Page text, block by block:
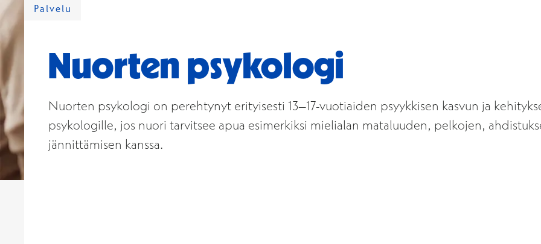
Palvelu
Nuorten psykologi
Nuorten psykologi on perehtynyt erityisesti 13–17-vuotiaiden psyykkisen kasvun ja
psykologille, jos nuori tarvitsee apua esimerkiksi mielialan mataluuden, pelkojen,
jännittämisen kanssa.